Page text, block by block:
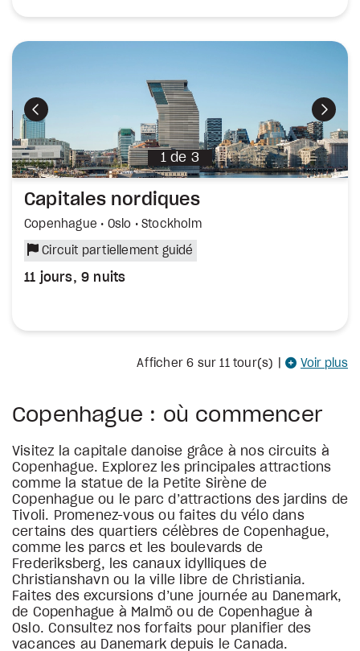
Précédent
1 de 3
Capitales nordiques
Copenhague • Oslo • Stockholm
Circuit partiellement guidé
11 jours, 9 nuits
Afficher6 sur 11 tour(s) Voir plus
Copenhague : où commencer
Visitez la capitale danoise grâce à nos circuits à
Copenhague. Explorez les principales attractions
comme la statue de la Petite Sirène de
Copenhague ou le parc d’attractions des jardins de
Tivoli. Promenez-vous ou faites du vélo dans
certains des quartiers célèbres de Copenhague,
comme les parcs et les boulevards de
Frederiksberg, les canaux idylliques de
Christianshavn ou la ville libre de Christiania.
Faites des excursions d’une journée au Danemark,
de Copenhague à Malmö ou de Copenhague à
Oslo. Consultez nos forfaits pour planifier des
vacances au Danemark depuis le Canada.